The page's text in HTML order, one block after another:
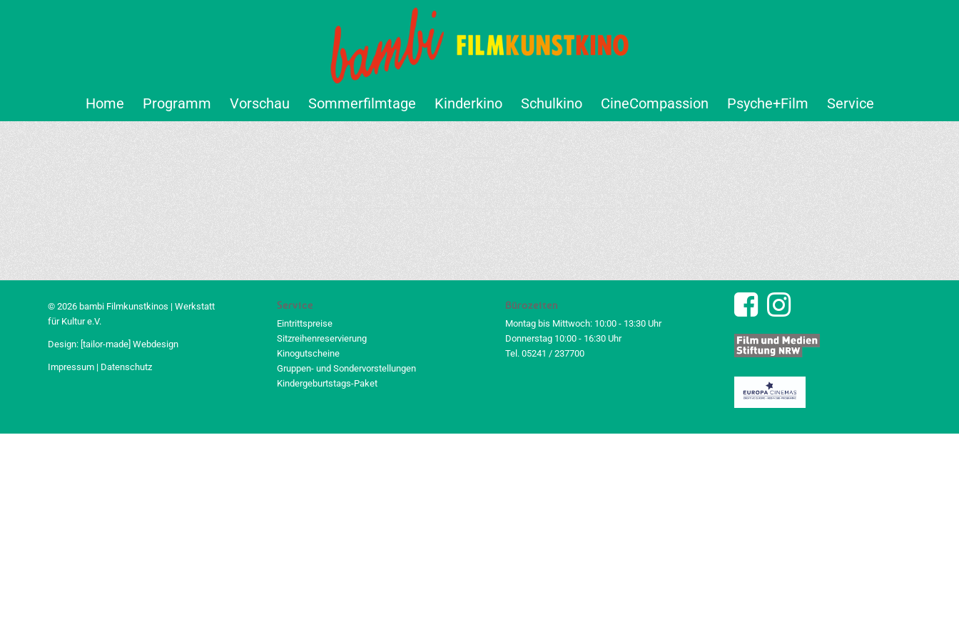
Home Programm Vorschau Sommerfilmtage Kinderkino Schulkino CineCompassion Psyche+Film Service
© 2026 bambi Filmkunstkinos | Werkstatt
für Kultur e.V.
Design: [tailor-made] Webdesign
Impressum | Datenschutz
Service
Eintrittspreise
Sitzreihenreservierung
Kinogutscheine
Gruppen- und Sondervorstellungen
Kindergeburtstags-Paket
Bürozeiten
Montag bis Mittwoch: 10:00 - 13:30 Uhr
Donnerstag 10:00 - 16:30 Uhr
Tel. 05241 / 237700